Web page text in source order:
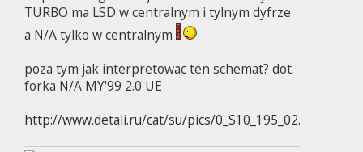
TURBO ma LSD w centralnym i tylnym dyfrze
a N/A tylko w centralnym
poza tym jak interpretowac ten schemat? dot.
forka N/A MY'99 2.0 UE
http://www.detali.ru/cat/su/pics/0_S10_195_02.gif